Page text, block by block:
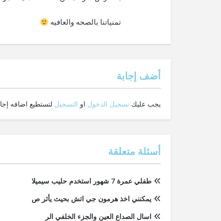
تمنياتنا بالصحه والعافيه
‫أضف إجابة
يجب عليك تسجيل الدخول او التسجيل لتستطيع اضافه
أسئلة متعلقة
طفلي عمرة 7 شهور استخدم حليب سيميلا
يمكنني اخذ هرمون جي اتش بحيث يأثر ص
اسال الصداع العين والجزء الخلفي الر